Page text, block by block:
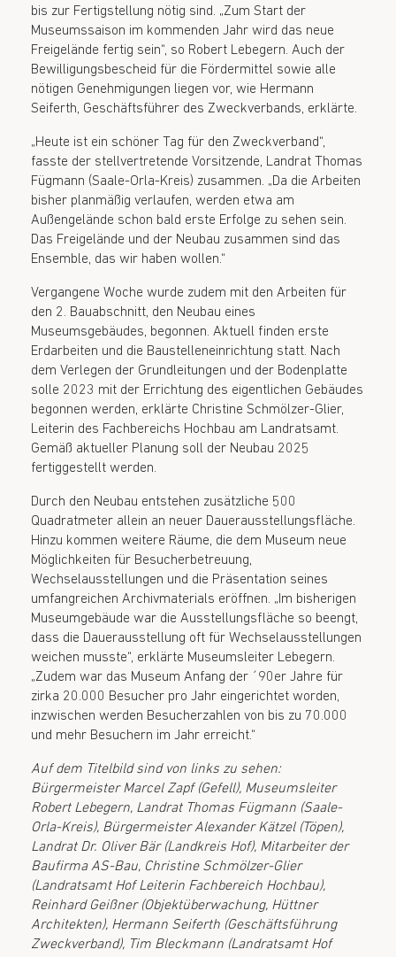
bis zur Fertigstellung nötig sind. „Zum Start der
Museumssaison im kommenden Jahr wird das neue
Freigelände fertig sein“, so Robert Lebegern. Auch der
Bewilligungsbescheid für die Fördermittel sowie alle
nötigen Genehmigungen liegen vor, wie Hermann
Seiferth, Geschäftsführer des Zweckverbands, erklärte.
„Heute ist ein schöner Tag für den Zweckverband“,
fasste der stellvertretende Vorsitzende, Landrat Thomas
Fügmann (Saale-Orla-Kreis) zusammen. „Da die Arbeiten
bisher planmäßig verlaufen, werden etwa am
Außengelände schon bald erste Erfolge zu sehen sein.
Das Freigelände und der Neubau zusammen sind das
Ensemble, das wir haben wollen.“
Vergangene Woche wurde zudem mit den Arbeiten für
den 2. Bauabschnitt, den Neubau eines
Museumsgebäudes, begonnen. Aktuell finden erste
Erdarbeiten und die Baustelleneinrichtung statt. Nach
dem Verlegen der Grundleitungen und der Bodenplatte
solle 2023 mit der Errichtung des eigentlichen Gebäudes
begonnen werden, erklärte Christine Schmölzer-Glier,
Leiterin des Fachbereichs Hochbau am Landratsamt.
Gemäß aktueller Planung soll der Neubau 2025
fertiggestellt werden.
Durch den Neubau entstehen zusätzliche 500
Quadratmeter allein an neuer Dauerausstellungsfläche.
Hinzu kommen weitere Räume, die dem Museum neue
Möglichkeiten für Besucherbetreuung,
Wechselausstellungen und die Präsentation seines
umfangreichen Archivmaterials eröffnen. „Im bisherigen
Museumgebäude war die Ausstellungsfläche so beengt,
dass die Dauerausstellung oft für Wechselausstellungen
weichen musste“, erklärte Museumsleiter Lebegern.
„Zudem war das Museum Anfang der ´90er Jahre für
zirka 20.000 Besucher pro Jahr eingerichtet worden,
inzwischen werden Besucherzahlen von bis zu 70.000
und mehr Besuchern im Jahr erreicht.“
Auf dem Titelbild sind von links zu sehen:
Bürgermeister Marcel Zapf (Gefell), Museumsleiter
Robert Lebegern, Landrat Thomas Fügmann (Saale-
Orla-Kreis), Bürgermeister Alexander Kätzel (Töpen),
Landrat Dr. Oliver Bär (Landkreis Hof), Mitarbeiter der
Baufirma AS-Bau, Christine Schmölzer-Glier
(Landratsamt Hof Leiterin Fachbereich Hochbau),
Reinhard Geißner (Objektüberwachung, Hüttner
Architekten), Hermann Seiferth (Geschäftsführung
Zweckverband), Tim Bleckmann (Landratsamt Hof